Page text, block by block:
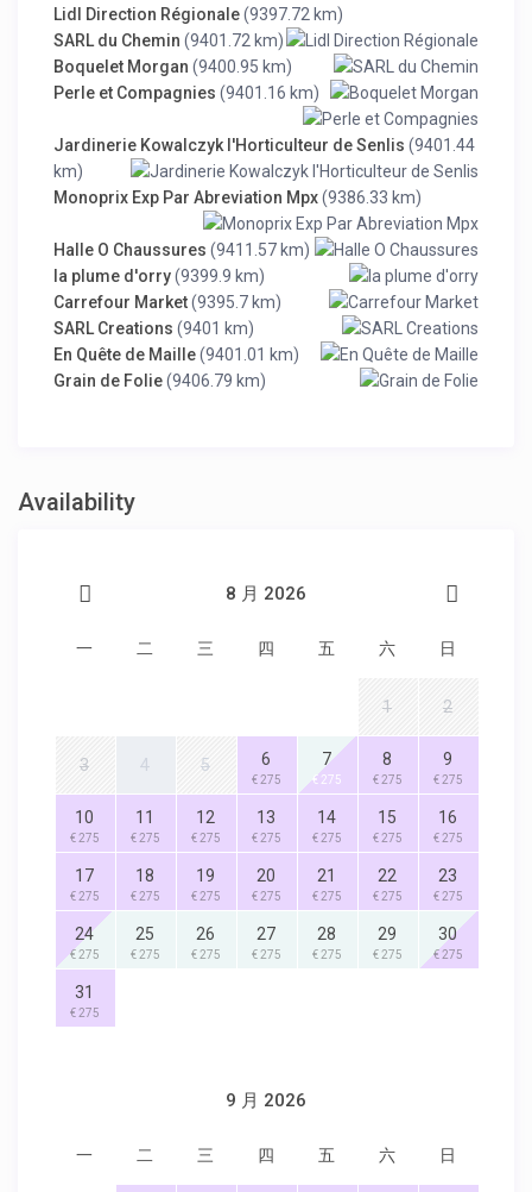
Lidl Direction Régionale(9397.72 km)
SARL du Chemin (9401.72 km)
Boquelet Morgan (9400.95 km)
Perle et Compagnies (9401.16 km)
Jardinerie Kowalczyk l'Horticulteur de Senlis (9401.44
km)
Monoprix Exp Par Abreviation Mpx(9386.33 km)
Halle O Chaussures (9411.57 km)
la plume d'orry(9399.9 km)
Carrefour Market(9395.7 km)
SARL Creations (9401 km)
En Quête de Maille(9401.01 km)
Grain de Folie(9406.79 km)
Availability
8 月 2026
一 二 三 四 五 六 日
1 2
3 4 5 6
€ 275
7
€ 275
8
€ 275
9
€ 275
10
€ 275
11
€ 275
12
€ 275
13
€ 275
14
€ 275
15
€ 275
16
€ 275
17
€ 275
18
€ 275
19
€ 275
20
€ 275
21
€ 275
22
€ 275
23
€ 275
24
€ 275
25
€ 275
26
€ 275
27
€ 275
28
€ 275
29
€ 275
30
€ 275
31
€ 275
9 月 2026
一 二 三 四 五 六 日